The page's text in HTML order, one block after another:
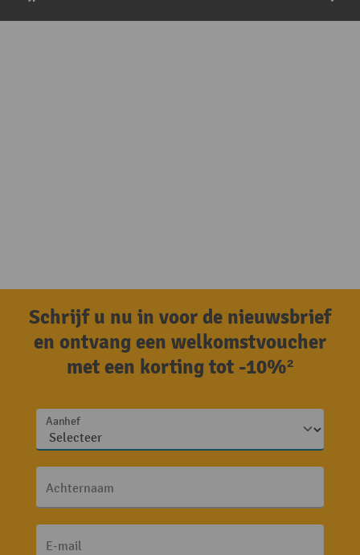
Schrijf u nu in voor de nieuwsbrief
en ontvang een welkomstvoucher
met een korting tot -10%²
Aanhef
Achternaam
E-mail